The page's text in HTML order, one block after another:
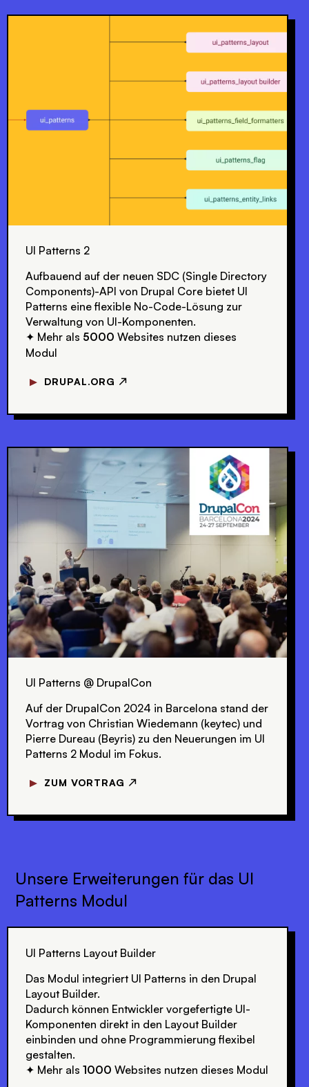
UI Patterns 2
Aufbauend auf der neuen SDC (Single Directory
Components)-API von Drupal Core bietet UI
Patterns eine flexible No-Code-Lösung zur
Verwaltung von UI-Komponenten.
✦ Mehr als 5000 Websites nutzen dieses
Modul
▼ DRUPAL.ORG ↗
UI Patterns @ DrupalCon
Auf der DrupalCon 2024 in Barcelona stand der
Vortrag von Christian Wiedemann (keytec) und
Pierre Dureau (Beyris) zu den Neuerungen im UI
Patterns 2 Modul im Fokus.
▼ ZUM VORTRAG ↗
Unsere Erweiterungen für das UI
Patterns Modul
UI Patterns Layout Builder
Das Modul integriert UI Patterns in den Drupal
Layout Builder.
Dadurch können Entwickler vorgefertigte UI-
Komponenten direkt in den Layout Builder
einbinden und ohne Programmierung flexibel
gestalten.
✦ Mehr als 1000 Websites nutzen dieses Modul